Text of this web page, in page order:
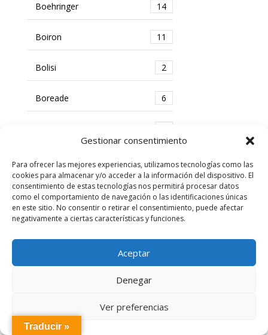
Gestionar consentimiento
Para ofrecer las mejores experiencias, utilizamos tecnologías como las
cookies para almacenar y/o acceder a la información del dispositivo. El
consentimiento de estas tecnologías nos permitirá procesar datos
como el comportamiento de navegación o las identificaciones únicas
en este sitio. No consentir o retirar el consentimiento, puede afectar
negativamente a ciertas características y funciones.
Aceptar
Denegar
Ver preferencias
Boehringer 14
Boiron 11
Bolisi 2
Boreade 6
Braun
Breath Right 3
Brill Pharma 18
Bruxicalm 1
Traducir »